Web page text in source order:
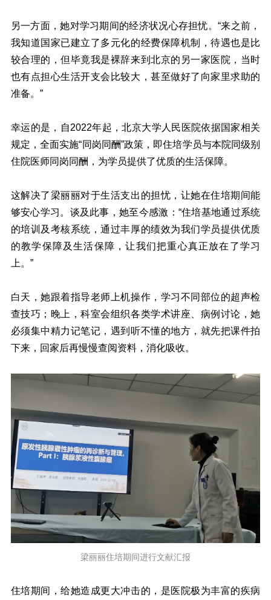
另一方面，她对学习期间的经济状况心存担忧。“来之前，
我知道国家已建立了多元化的经费保障机制，待遇也是比
较合理的，但毕竟我是裸辞来到北京的另一家医院，当时
也有点担心生活开支会比较大，甚至做好了向家里求助的
准备。”
幸运的是，自2022年起，北京大学人民医院依据国家相关
规定，全面实施“同岗同酬”政策，即住培学员与本院同级别
住院医师同岗同酬，为学员提供了优质的生活保障。
这解决了梁丽丽对于生活支出的担忧，让她在住培期间能
够安心学习。谈及此事，她至今感激：“住培基地通过系统
的培训及考核系统，通过丰厚的绩效为我们学员提供优质
的教学保障及生活保障，让我们把重心真正放在了学习
上。”
白天，她跟着指导老师上机操作，学习不同部位的超声检
查技巧；晚上，科室会组织各类学术讲座、病例讨论，她
必须集中精力记笔记，遇到听不懂的地方，就先把课件拍
下来，回家后再慢慢查阅资料，消化吸收。
梁丽丽住培期间进行文献汇报
住培期间，给她造成更大冲击的，是医院极为丰富的疾病